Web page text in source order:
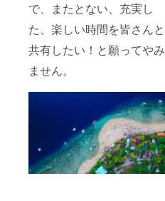
で、またとない、充実し
た、楽しい時間を皆さんと
共有したい！と願ってやみ
ません。